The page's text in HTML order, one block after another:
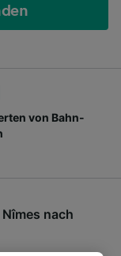
von Bahn-
nach